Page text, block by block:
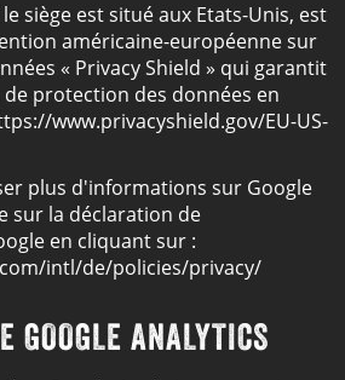
siège est situé aux Etats-Unis, est
américaine-européenne sur
« Privacy Shield » qui garantit
protection des données en
www.privacyshield.gov/EU-US-
plus d'informations sur Google
sur la déclaration de
en cliquant sur :
intl/de/policies/privacy/
GOOGLE ANALYTICS